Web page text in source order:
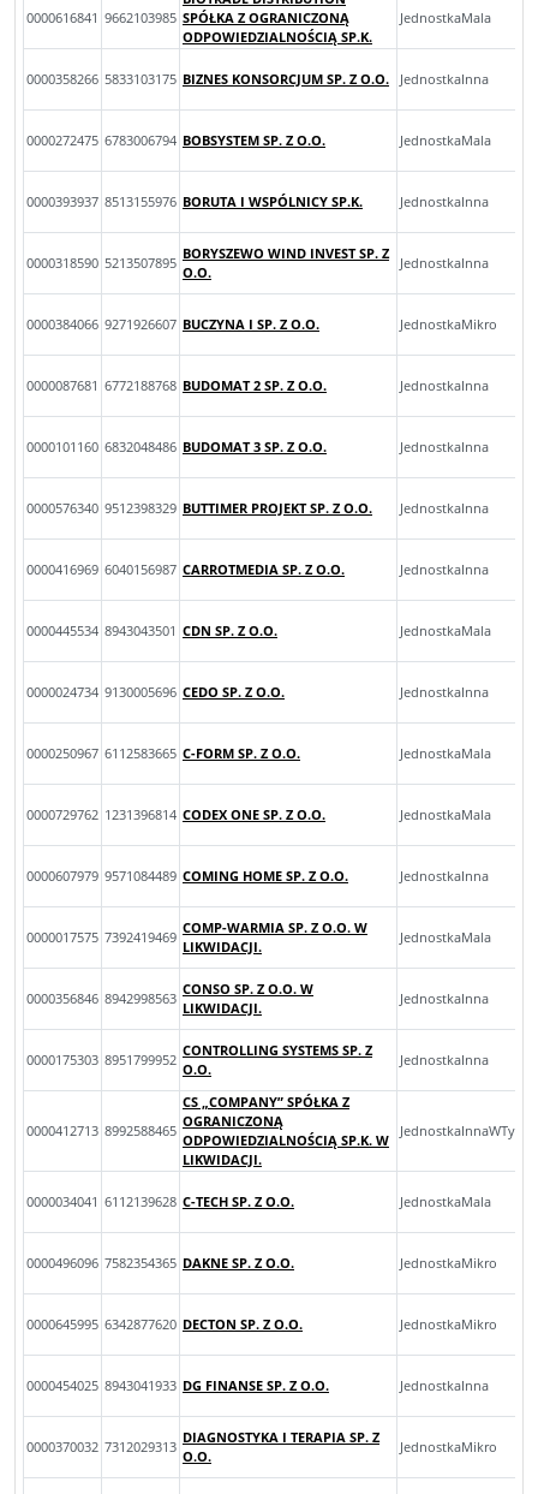
0000616841 9662103985 SPÓŁKA Z OGRANICZONĄ
ODPOWIEDZIALNOŚCIĄ SP.K.
JednostkaMala
0000358266 5833103175 BIZNES KONSORCJUM SP. Z O.O. JednostkaInna
0000272475 6783006794 BOBSYSTEM SP. Z O.O. JednostkaMala
0000393937 8513155976 BORUTA I WSPÓLNICY SP.K. JednostkaInna
0000318590 5213507895
BORYSZEWO WIND INVEST SP. Z
O.O.
JednostkaInna
0000384066 9271926607 BUCZYNA I SP. Z O.O. JednostkaMikro
0000087681 6772188768 BUDOMAT 2 SP. Z O.O. JednostkaInna
0000101160 6832048486 BUDOMAT 3 SP. Z O.O. JednostkaInna
0000576340 9512398329 BUTTIMER PROJEKT SP. Z O.O. JednostkaInna
0000416969 6040156987 CARROTMEDIA SP. Z O.O. JednostkaInna
0000445534 8943043501 CDN SP. Z O.O. JednostkaMala
0000024734 9130005696 CEDO SP. Z O.O. JednostkaInna
0000250967 6112583665 C-FORM SP. Z O.O. JednostkaMala
0000729762 1231396814 CODEX ONE SP. Z O.O. JednostkaMala
0000607979 9571084489 COMING HOME SP. Z O.O. JednostkaInna
0000017575 7392419469
COMP-WARMIA SP. Z O.O. W
LIKWIDACJI.
JednostkaMala
0000356846 8942998563
CONSO SP. Z O.O. W
LIKWIDACJI.
JednostkaInna
0000175303 8951799952
CONTROLLING SYSTEMS SP. Z
O.O.
JednostkaInna
0000412713 8992588465
CS „COMPANY” SPÓŁKA Z
OGRANICZONĄ
ODPOWIEDZIALNOŚCIĄ SP.K. W
LIKWIDACJI.
JednostkaInnaWTys
0000034041 6112139628 C-TECH SP. Z O.O. JednostkaMala
0000496096 7582354365 DAKNE SP. Z O.O. JednostkaMikro
0000645995 6342877620 DECTON SP. Z O.O. JednostkaMikro
0000454025 8943041933 DG FINANSE SP. Z O.O. JednostkaInna
0000370032 7312029313
DIAGNOSTYKA I TERAPIA SP. Z
O.O.
JednostkaMikro